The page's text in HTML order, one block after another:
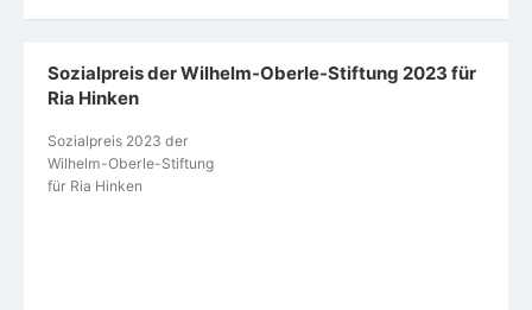
Sozialpreis der Wilhelm-Oberle-Stiftung 2023 für
Ria Hinken
Sozialpreis 2023 der
Wilhelm-Oberle-Stiftung
für Ria Hinken